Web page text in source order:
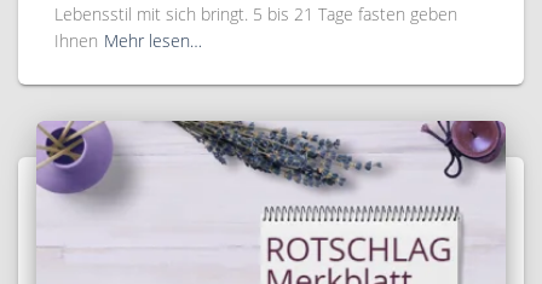
Lebensstil mit sich bringt. 5 bis 21 Tage fasten geben
Ihnen Mehr lesen…